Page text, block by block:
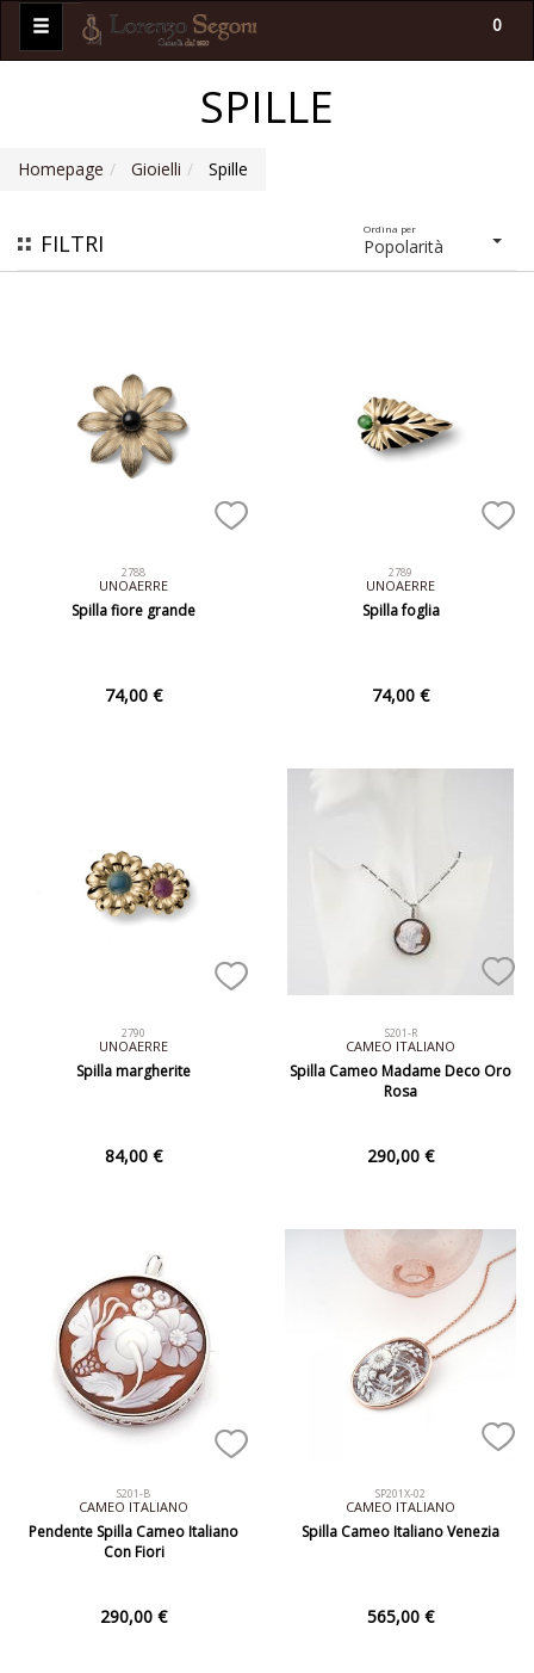
0
SPILLE
Homepage Gioielli Spille
FILTRI
Ordina per
Popolarità
2788
UNOAERRE
Spilla fiore grande
74,00 €
2789
UNOAERRE
Spilla foglia
74,00 €
2790
UNOAERRE
Spilla margherite
84,00 €
S201-R
CAMEO ITALIANO
Spilla Cameo Madame Deco Oro
Rosa
290,00 €
S201-B
CAMEO ITALIANO
Pendente Spilla Cameo Italiano
Con Fiori
290,00 €
SP201X-02
CAMEO ITALIANO
Spilla Cameo Italiano Venezia
565,00 €